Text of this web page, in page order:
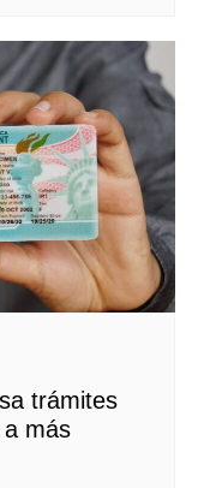
trámites
más